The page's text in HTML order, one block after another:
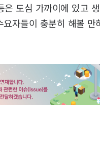
도심 가까이에 있고
요자들이 충분히 해볼 만